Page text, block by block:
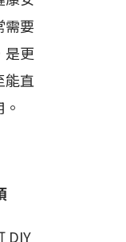
需要
是更
能直
DIY